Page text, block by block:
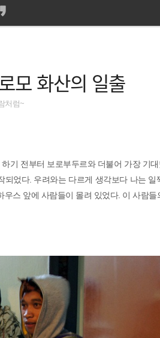
모 화산의 일출
처럼~
기 전부터 보로부두르와 더불어 가장 기
었다. 우려와는 다르게 생각보다 나는 일
스 앞에 사람들이 몰려 있었다. 이 사람